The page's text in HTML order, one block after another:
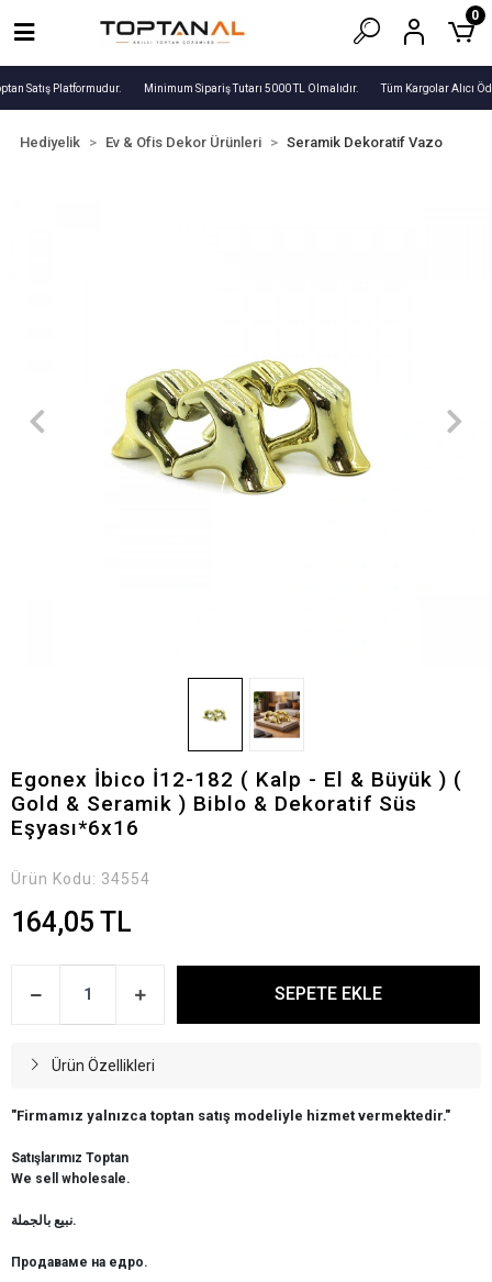
Satış Platformudur. Minimum Sipariş Tutarı 5000 TL Olmalıdır. Tüm Kargolar Alıcı
0
Hediyelik Ev & Ofis Dekor Ürünleri Seramik Dekoratif Vazo
Egonex İbico İ12-182 ( Kalp - El & Büyük ) (
Gold & Seramik ) Biblo & Dekoratif Süs
Eşyası*6x16
Ürün Kodu: 34554
164,05 TL
SEPETE EKLE
Ürün Özellikleri
"Firmamız yalnızca toptan satış modeliyle hizmet vermektedir."
Satışlarımız Toptan
We sell wholesale.
نبيع بالجملة.
Продаваме на едро.